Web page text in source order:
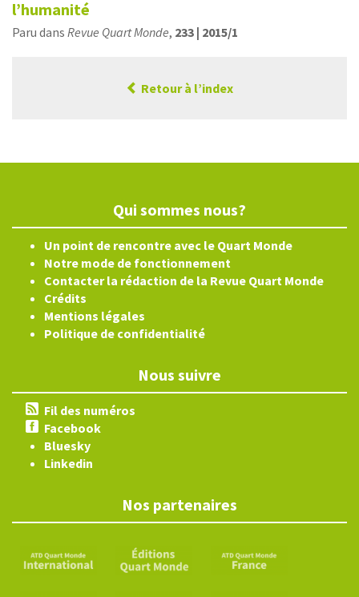
l’humanité
Paru dans Revue Quart Monde, 233 | 2015/1
Retour à l’index
Qui sommes nous?
Un point de rencontre avec le Quart Monde
Notre mode de fonctionnement
Contacter la rédaction de la Revue Quart Monde
Crédits
Mentions légales
Politique de confidentialité
Nous suivre
Fil des numéros
Facebook
Bluesky
Linkedin
Nos partenaires